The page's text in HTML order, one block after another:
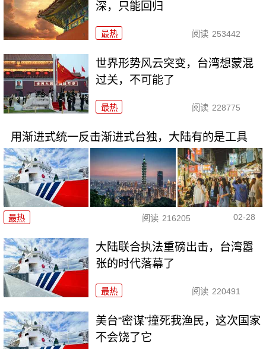
深，只能回归
最热 阅读 253442
世界形势风云突变，台湾想蒙混
过关，不可能了
最热 阅读 228775
用渐进式统一反击渐进式台独，大陆有的是工具
最热 阅读 216205 02-28
大陆联合执法重磅出击，台湾嚣
张的时代落幕了
最热 阅读 220491
美台“密谋”撞死我渔民，这次国家
不会饶了它